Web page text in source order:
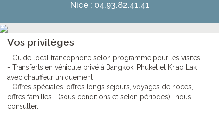
Nice : 04.93.82.41.41
Vos privilèges
- Guide local francophone selon programme pour les visites
- Transferts en véhicule privé à Bangkok, Phuket et Khao Lak
avec chauffeur uniquement
- Offres spéciales, offres longs séjours, voyages de noces,
offres familles... (sous conditions et selon périodes) : nous
consulter.